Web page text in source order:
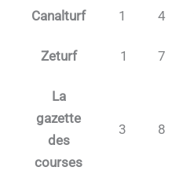
Canalturf 1 4
Zeturf 1 7
La
gazette
des
courses
3 8